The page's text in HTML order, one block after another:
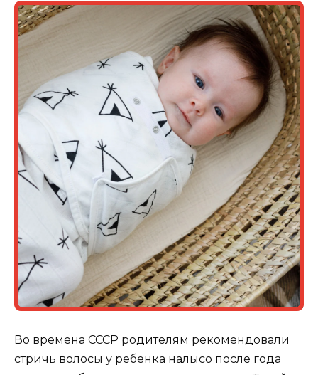
Во времена СССР родителям рекомендовали
стричь волосы у ребенка налысо после года